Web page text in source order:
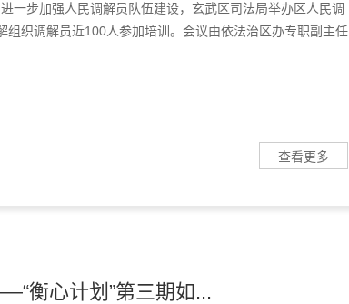
一步加强人民调解员队伍建设，玄武区司法局举办区人民调
组织调解员近100人参加培训。会议由依法治区办专职副主任
查看更多
衡心计划”第三期如...